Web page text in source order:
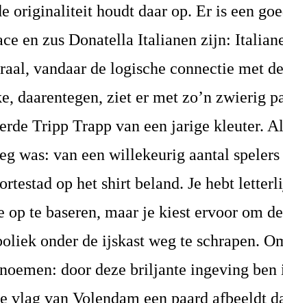
originaliteit houdt daar op. Er is een
en zus Donatella Italianen zijn:
vandaar de logische connectie met
daarentegen, ziet er met zo’n zwierig
Tripp Trapp van een jarige kleuter.
was: van een willekeurig aantal
op het shirt beland. Je hebt
op te baseren, maar je kiest ervoor om
onder de ijskast weg te schrapen.
door deze briljante ingeving ben
vlag van Volendam een paard afbeeldt